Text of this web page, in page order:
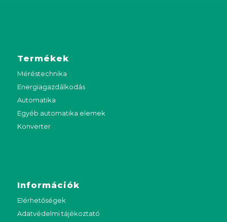
Termékek
Méréstechnika
Energiagazdálkodás
Automatika
Egyéb automatika elemek
Konverter
Információk
Elérhetőségek
Adatvédelmi tájékoztató